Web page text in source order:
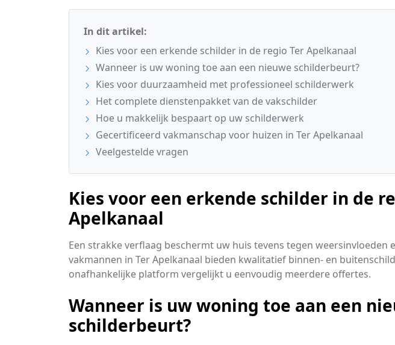
In dit artikel:
Kies voor een erkende schilder in de regio Ter Apelkanaal
Wanneer is uw woning toe aan een nieuwe schilderbeurt?
Kies voor duurzaamheid met professioneel schilderwerk
Het complete dienstenpakket van de vakschilder
Hoe u makkelijk bespaart op uw schilderwerk
Gecertificeerd vakmanschap voor huizen in Ter Apelkanaal
Veelgestelde vragen
Kies voor een erkende schilder in de
Apelkanaal
Een strakke verflaag beschermt uw huis tevens tegen weersinvloeden
vakmannen in Ter Apelkanaal bieden kwalitatief binnen- en
onafhankelijke platform vergelijkt u eenvoudig meerdere offertes.
Wanneer is uw woning toe aan een
schilderbeurt?